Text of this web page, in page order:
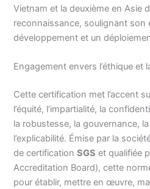
Vietnam et la deuxième en Asie
reconnaissance, soulignant son
développement et un
Engagement envers l’éthique et
Cette certification met l’accent
l’équité, l’impartialité, la
la robustesse, la gouvernance,
l’explicabilité. Émise par la
de certificationSGS et qualifiée
Accreditation Board), cette
pour établir, mettre en œuvre,